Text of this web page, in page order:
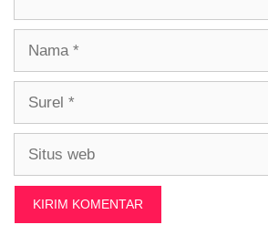
Nama
Surel
Situs